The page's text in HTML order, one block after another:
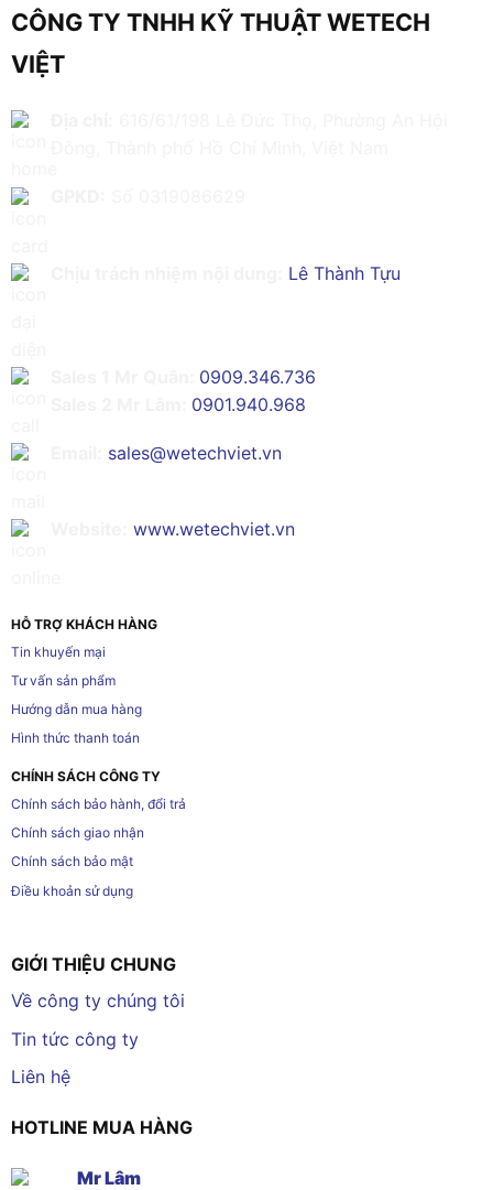
CÔNG TY TNHH KỸ THUẬT WETECH
VIỆT
Lê Thành Tựu
0909.346.736
0901.940.968
sales@wetechviet.vn
www.wetechviet.vn
HỖ TRỢ KHÁCH HÀNG
Tin khuyến mại
Tư vấn sản phẩm
Hướng dẫn mua hàng
Hình thức thanh toán
CHÍNH SÁCH CÔNG TY
Chính sách bảo hành, đổi trả
Chính sách giao nhận
Chính sách bảo mật
Điều khoản sử dụng
GIỚI THIỆU CHUNG
Về công ty chúng tôi
Tin tức công ty
Liên hệ
HOTLINE MUA HÀNG
Mr Lâm